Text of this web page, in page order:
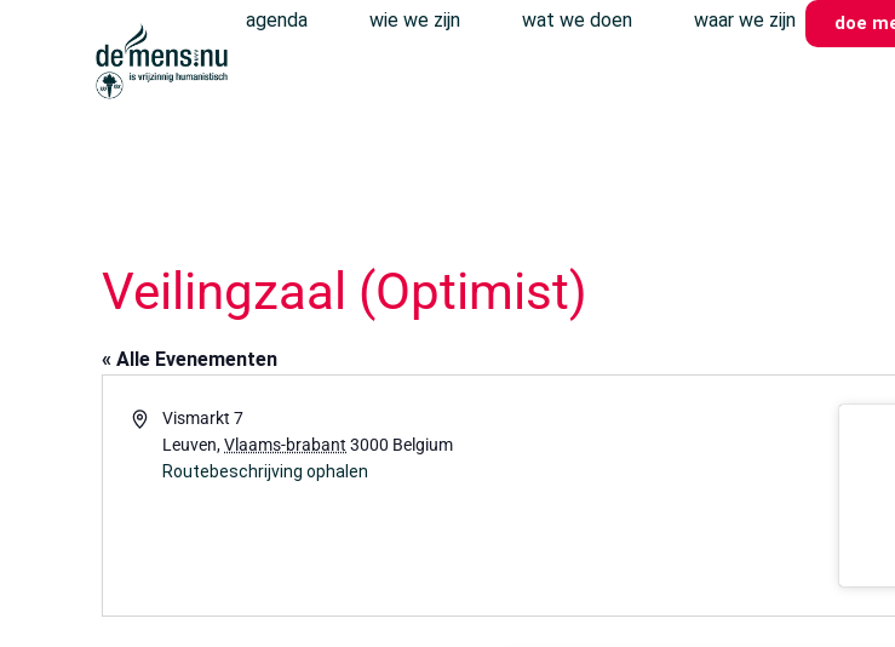
agenda wie we zijn wat we doen waar we zijn doe
Veilingzaal (Optimist)
« Alle Evenementen
AdresVismarkt 7
Leuven, Vlaams-brabant 3000 Belgium
Routebeschrijving ophalen